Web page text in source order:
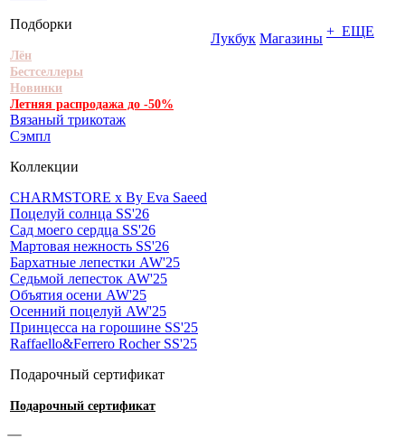
Подборки
Лён
Бестселлеры
Новинки
Летняя распродажа до -50%
Вязаный трикотаж
Сэмпл
Коллекции
CHARMSTORE х By Eva Saeed
Поцелуй солнца SS'26
Сад моего сердца SS'26
Мартовая нежность SS'26
Бархатные лепестки AW'25
Седьмой лепесток AW'25
Объятия осени AW'25
Осенний поцелуй AW'25
Принцесса на горошине SS'25
Raffaello&Ferrero Rocher SS'25
Подарочный сертификат
Подарочный сертификат
Лукбук Магазины + ЕЩЕ